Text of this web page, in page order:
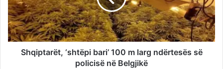
Shqiptarët, ‘shtëpi bari’ 100 m larg ndërtesës së
policisë në Belgjikë